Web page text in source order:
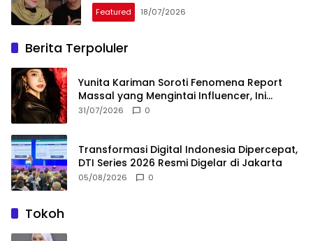
Featured 18/07/2026
Berita Terpoluler
Yunita Kariman Soroti Fenomena Report
Massal yang Mengintai Influencer, Ini
Langkah Proteksi Akun yang Perlu Diketahui
31/07/2026 0
Transformasi Digital Indonesia Dipercepat,
DTI Series 2026 Resmi Digelar di Jakarta
05/08/2026 0
Tokoh